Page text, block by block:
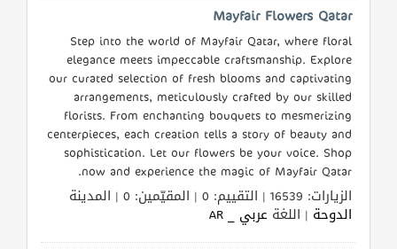
Mayfair Flowers Qatar
Step into the world of Mayfair Qatar, where floral
elegance meets impeccable craftsmanship. Explore
our curated selection of fresh blooms and captivating
arrangements, meticulously crafted by our skilled
florists. From enchanting bouquets to mesmerizing
centerpieces, each creation tells a story of beauty and
sophistication. Let our flowers be your voice. Shop
now and experience the magic of Mayfair Qatar.
الزيارات: 16539 | التقييم: 0 | المقيّمين: 0 | المدينة
الدوحة | اللغة عربي _ AR